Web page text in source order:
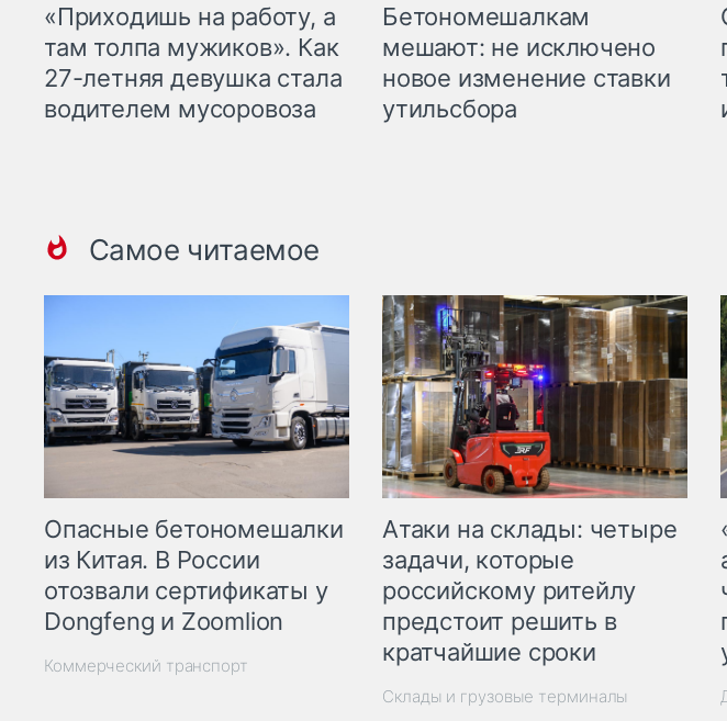
«Приходишь на работу, а
там толпа мужиков». Как
27-летняя девушка стала
водителем мусоровоза
Бетономешалкам
мешают: не исключено
новое изменение ставки
утильсбора
Самое читаемое
Опасные бетономешалки
из Китая. В России
отозвали сертификаты у
Dongfeng и Zoomlion
Коммерческий транспорт
Атаки на склады: четыре
задачи, которые
российскому ритейлу
предстоит решить в
кратчайшие сроки
Склады и грузовые терминалы